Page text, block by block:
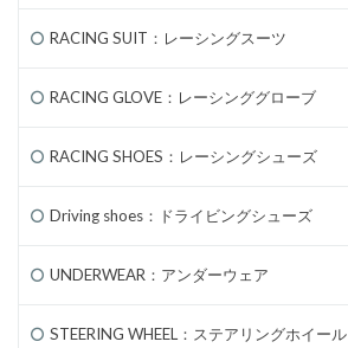
RACING SUIT：レーシングスーツ
RACING GLOVE：レーシンググローブ
RACING SHOES：レーシングシューズ
Driving shoes：ドライビングシューズ
UNDERWEAR：アンダーウェア
STEERING WHEEL：ステアリングホイール